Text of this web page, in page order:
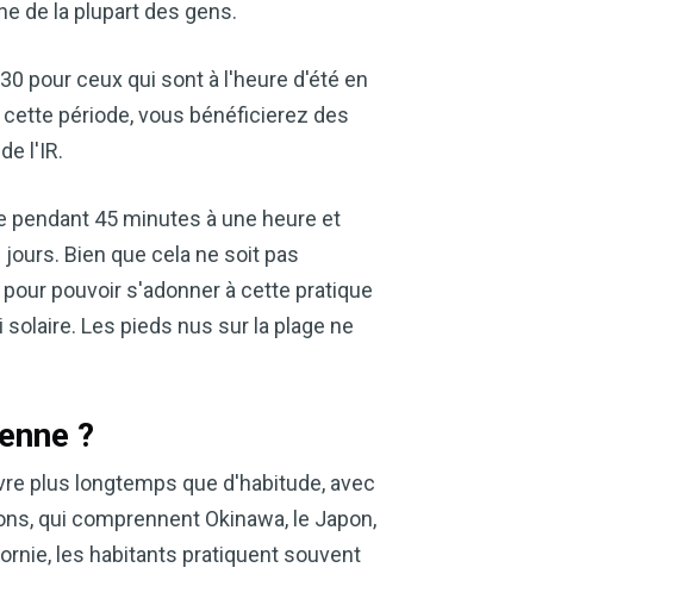
de la plupart des gens.
pour ceux qui sont à l'heure d'été en
période, vous bénéficierez des
l'IR.
pendant 45 minutes à une heure et
Bien que cela ne soit pas
pouvoir s'adonner à cette pratique
Les pieds nus sur la plage ne
?
plus longtemps que d'habitude, avec
qui comprennent Okinawa, le Japon,
les habitants pratiquent souvent
votre santé
de cidre de pomme —
guide dès maintenant
de pomme (VCP) est l’un des
les plus polyvalents. Que vous